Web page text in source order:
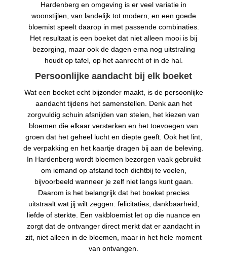
Hardenberg en omgeving is er veel variatie in
woonstijlen, van landelijk tot modern, en een goede
bloemist speelt daarop in met passende combinaties.
Het resultaat is een boeket dat niet alleen mooi is bij
bezorging, maar ook de dagen erna nog uitstraling
houdt op tafel, op het aanrecht of in de hal.
Persoonlijke aandacht bij elk boeket
Wat een boeket echt bijzonder maakt, is de persoonlijke
aandacht tijdens het samenstellen. Denk aan het
zorgvuldig schuin afsnijden van stelen, het kiezen van
bloemen die elkaar versterken en het toevoegen van
groen dat het geheel lucht en diepte geeft. Ook het lint,
de verpakking en het kaartje dragen bij aan de beleving.
In Hardenberg wordt bloemen bezorgen vaak gebruikt
om iemand op afstand toch dichtbij te voelen,
bijvoorbeeld wanneer je zelf niet langs kunt gaan.
Daarom is het belangrijk dat het boeket precies
uitstraalt wat jij wilt zeggen: felicitaties, dankbaarheid,
liefde of sterkte. Een vakbloemist let op die nuance en
zorgt dat de ontvanger direct merkt dat er aandacht in
zit, niet alleen in de bloemen, maar in het hele moment
van ontvangen.